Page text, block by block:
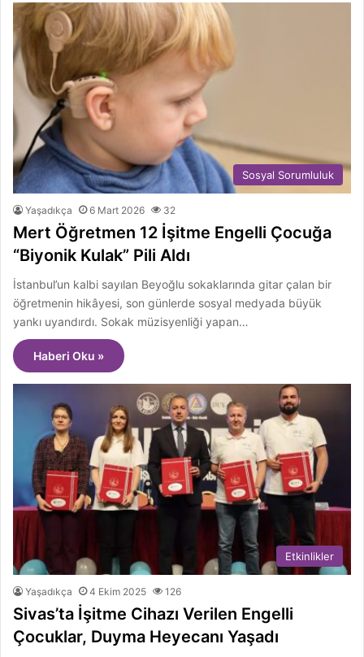
Sosyal Sorumluluk
Yaşadıkça 6 Mart 2026 32
Mert Öğretmen 12 İşitme Engelli Çocuğa
“Biyonik Kulak” Pili Aldı
İstanbul’un kalbi sayılan Beyoğlu sokaklarında gitar çalan bir
öğretmenin hikâyesi, son günlerde sosyal medyada büyük
yankı uyandırdı. Sokak müzisyenliği yapan…
Haberi Oku »
Etkinlikler
Yaşadıkça 4 Ekim 2025 126
Sivas’ta İşitme Cihazı Verilen Engelli
Çocuklar, Duyma Heyecanı Yaşadı